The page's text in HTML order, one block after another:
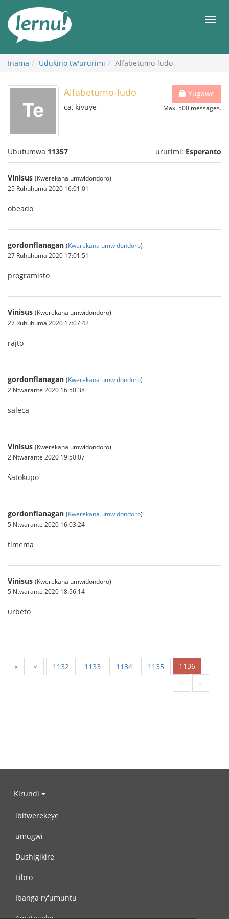
rupapuro
rw'ibirimwo
Inama Udukino tw'ururimi Alfabetumo-ludo
Yugawe
Max. 500 messages.
Alfabetumo-ludo
ca, kivuye
Ubutumwa 11357 ururimi: Esperanto
Vinisus (Kwerekana umwidondoro)
25 Ruhuhuma 2020 16:01:01
obeado
gordonflanagan (Kwerekana umwidondoro)
27 Ruhuhuma 2020 17:01:51
programisto
Vinisus (Kwerekana umwidondoro)
27 Ruhuhuma 2020 17:07:42
rajto
gordonflanagan (Kwerekana umwidondoro)
2 Ntwarante 2020 16:50:38
saleca
Vinisus (Kwerekana umwidondoro)
2 Ntwarante 2020 19:50:07
ŝatokupo
gordonflanagan (Kwerekana umwidondoro)
5 Ntwarante 2020 16:03:24
timema
Vinisus (Kwerekana umwidondoro)
5 Ntwarante 2020 18:56:14
urbeto
« < 1132 1133 1134 1135
1136
>
»
Kirundi
ibitwerekeye
umugwi
Dushigikire
Libro
Ibanga ry'umuntu